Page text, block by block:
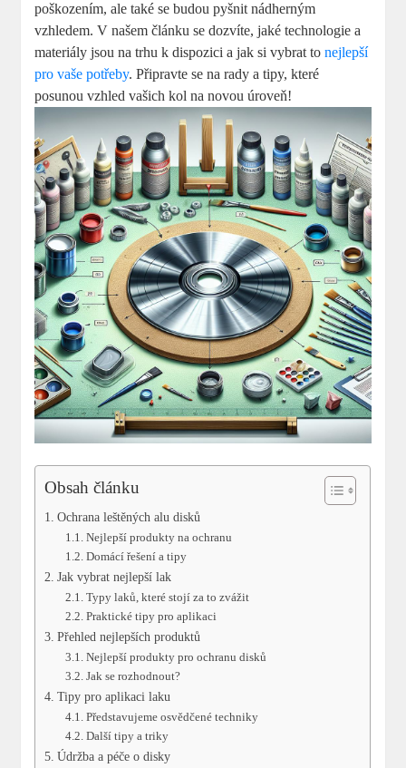
poškozením, ale také se budou pyšnit nádherným
vzhledem. V našem článku se dozvíte, jaké technologie a
materiály jsou na trhu k dispozici a jak si vybrat tonejlepší
pro vaše potřeby. Připravte se na rady a tipy, které
posunou vzhled vašich kol na novou úroveň!
Obsah článku
Ochrana leštěných alu disků
Nejlepší produkty na ochranu
Domácí řešení a tipy
Jak vybrat nejlepší lak
Typy laků, které stojí za to zvážit
Praktické tipy pro aplikaci
Přehled nejlepších produktů
Nejlepší produkty pro ochranu disků
Jak se rozhodnout?
Tipy pro aplikaci laku
Představujeme osvědčené techniky
Další tipy a triky
Údržba a péče o disky